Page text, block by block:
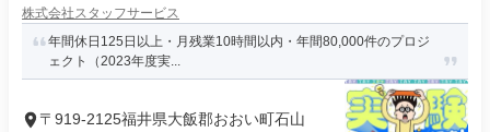
株式会社スタッフサービス
年間休日125日以上・月残業10時間以内・年間80,000件のプロジ
ェクト（2023年度実...
〒919-2125福井県大飯郡おおい町石山